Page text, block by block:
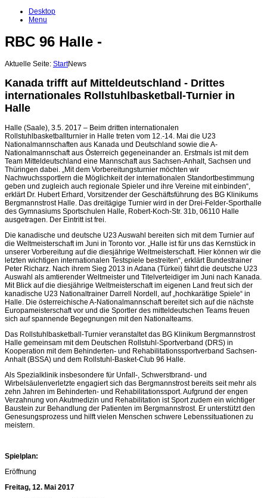
Desktop
Menu
RBC 96 Halle -
Aktuelle Seite: StartNews
Kanada trifft auf Mitteldeutschland - Drittes
internationales Rollstuhlbasketball-Turnier in
Halle
Halle (Saale), 3.5. 2017 – Beim dritten internationalen
Rollstuhlbasketballturnier in Halle treten vom 12.-14. Mai die U23
Nationalmannschaften aus Kanada und Deutschland sowie die A-
Nationalmannschaft aus Österreich gegeneinander an. Erstmals ist mit dem
Team Mitteldeutschland eine Mannschaft aus Sachsen-Anhalt, Sachsen und
Thüringen dabei. „Mit dem Vorbereitungsturnier möchten wir
Nachwuchssportlern die Möglichkeit der internationalen Standortbestimmung
geben und zugleich auch regionale Spieler und ihre Vereine mit einbinden“,
erklärt Dr. Hubert Erhard, Vorsitzender der Geschäftsführung des BG Klinikums
Bergmannstrost Halle. Das dreitägige Turnier wird in der Drei-Felder-Sporthalle
des Gymnasiums Sportschulen Halle, Robert-Koch-Str. 31b, 06110 Halle
ausgetragen. Der Eintritt ist frei.
Die kanadische und deutsche U23 Auswahl bereiten sich mit dem Turnier auf
die Weltmeisterschaft im Juni in Toronto vor. „Halle ist für uns das Kernstück in
unserer Vorbereitung auf die diesjährige Weltmeisterschaft. Hier können wir die
letzten wichtigen internationalen Testspiele bestreiten“, erklärt Bundestrainer
Peter Richarz. Nach ihrem Sieg 2013 in Adana (Türkei) fährt die deutsche U23
Auswahl als amtierender Weltmeister und Titelverteidiger im Juni nach Kanada.
Mit Blick auf die diesjährige Weltmeisterschaft im eigenen Land freut sich der
kanadische U23 Nationaltrainer Darrell Nordell , auf „hochkarätige Spiele“ in
Halle. Die österreichische A-Nationalmannschaft bereitet sich auf die nächste
Europameisterschaft vor und die Sportler des mitteldeutschen Teams freuen
sich auf spannende Begegnungen mit den Nationalteams.
Das Rollstuhlbasketball-Turnier veranstaltet das BG Klinikum Bergmannstrost
Halle gemeinsam mit dem Deutschen Rollstuhl-Sportverband (DRS) in
Kooperation mit dem Behinderten- und Rehabilitationssportverband Sachsen-
Anhalt (BSSA) und dem Rollstuhl-Basket-Club 96 Halle.
Als Spezialklinik insbesondere für Unfall-, Schwerstbrand- und
Wirbelsäulenverletzte engagiert sich das Bergmannstrost bereits seit mehr als
zehn Jahren im Behinderten- und Rehabilitationssport. Aufgrund der engen
Verzahnung von Akutmedizin und Rehabilitation ist Sport zudem ein wichtiger
Baustein zur Behandlung der Patienten im Bergmannstrost. Er unterstützt den
Genesungsprozess und hilft vielen Menschen schwere Lebenssituationen zu
meistern.
Spielplan:
Eröffnung
Freitag, 12. Mai 2017